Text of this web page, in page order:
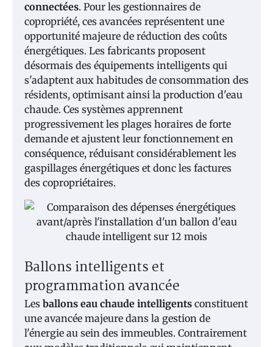
connectées. Pour les gestionnaires de
copropriété, ces avancées représentent une
opportunité majeure de réduction des coûts
énergétiques. Les fabricants proposent
désormais des équipements intelligents qui
s'adaptent aux habitudes de consommation des
résidents, optimisant ainsi la production d'eau
chaude. Ces systèmes apprennent
progressivement les plages horaires de forte
demande et ajustent leur fonctionnement en
conséquence, réduisant considérablement les
gaspillages énergétiques et donc les factures
des copropriétaires.
Ballons intelligents et
programmation avancée
Les ballons eau chaude intelligents constituent
une avancée majeure dans la gestion de
l'énergie au sein des immeubles. Contrairement